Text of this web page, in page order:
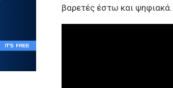
βαρετές έστω και ψηφιακά.